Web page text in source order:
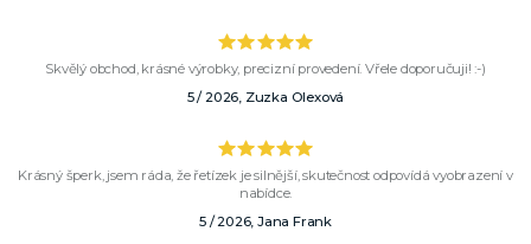
Skvělý obchod, krásné výrobky, precizní provedení. Vřele doporučuji! :-)
5 / 2026, Zuzka Olexová
Krásný šperk, jsem ráda, že řetízek je silnější, skutečnost odpovídá vyobrazení v
nabídce.
5 / 2026, Jana Frank